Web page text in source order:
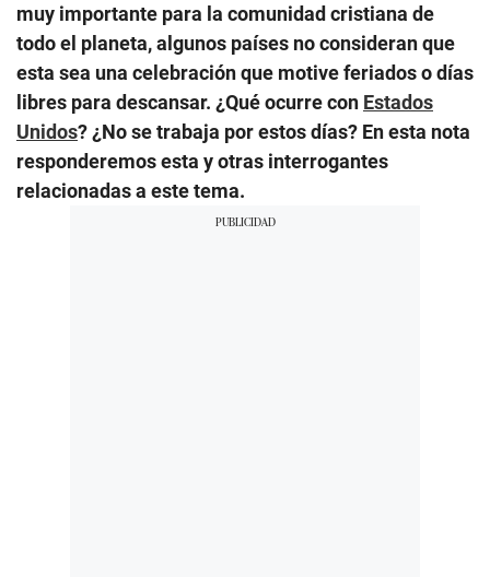
muy importante para la comunidad cristiana de
todo el planeta, algunos países no consideran que
esta sea una celebración que motive feriados o días
libres para descansar. ¿Qué ocurre con Estados
Unidos? ¿No se trabaja por estos días? En esta nota
responderemos esta y otras interrogantes
relacionadas a este tema.